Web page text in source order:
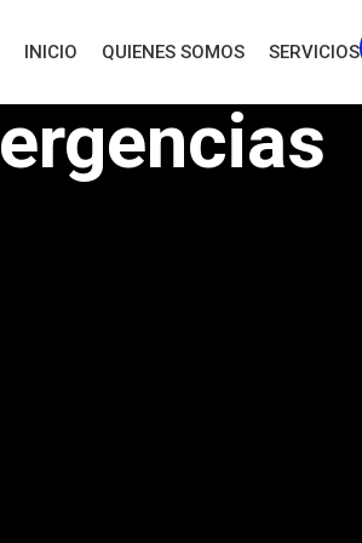
INICIO QUIENES SOMOS SERVICIOS